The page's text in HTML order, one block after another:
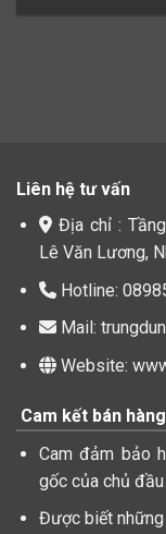
Liên hệ tư vấn
Địa chỉ : Tầng
Lê Văn Lương,
Hotline:
Mail:
Website:
Cam kết bán hàng
Cam đảm bảo
gốc của chủ
Được biết